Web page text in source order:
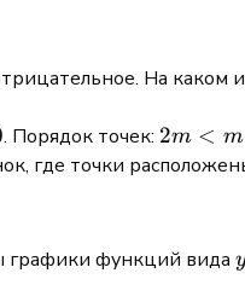
На каком
. Порядок точек: 2m
< m
m^2
2m < m
где точки
графики функций вида y